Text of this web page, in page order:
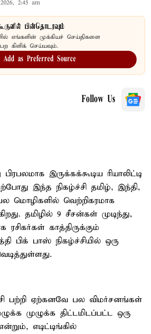
2:45 am
பின்தொடரவும்
எங்களின் முக்கியச் செய்திகளை
கிளிக் செய்யவும்.
Add as Preferred Source
Follow Us
இருக்கக்கூடிய ரியாலிட்டி
இந்த நிகழ்ச்சி தமிழ், இந்தி,
மொழிகளில் வெற்றிகரமாக
தமிழில் 9 சீசன்கள் முடிந்து,
ரசிகர்கள் காத்திருக்கும்
பிக் பாஸ் நிகழ்ச்சியில் ஒரு
பற்றி ஏற்கனவே பல விமர்சனங்கள்
முழுக்க திட்டமிடப்பட்ட ஒரு
எடிட்டிங்கில்